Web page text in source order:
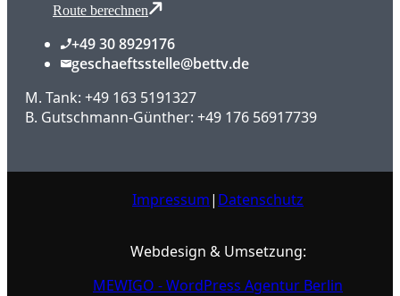
Route berechnen
+49 30 8929176
geschaeftsstelle@bettv.de
M. Tank: +49 163 5191327
B. Gutschmann-Günther: +49 176 56917739
Impressum| Datenschutz
Webdesign & Umsetzung:
MEWIGO - WordPress Agentur Berlin